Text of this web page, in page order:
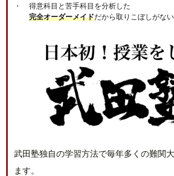
得意科目と苦手科目を分析した
完全オーダーメイドだから取りこぼしがない
武田塾独自の学習方法で毎年多くの難関
ます。